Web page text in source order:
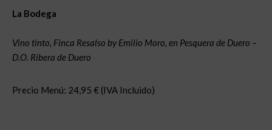
La Bodega
Vino tinto, Finca Resalso by Emilio Moro, en Pesquera de Duero –
D.O. Ribera de Duero
Precio Menú: 24,95 € (IVA Incluido)